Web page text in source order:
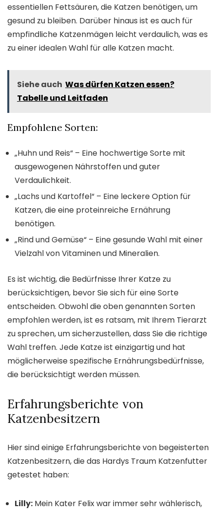
essentiellen Fettsäuren, die Katzen benötigen, um
gesund zu bleiben. Darüber hinaus ist es auch für
empfindliche Katzenmägen leicht verdaulich, was es
zu einer idealen Wahl für alle Katzen macht.
Siehe auch Was dürfen Katzen essen?
Tabelle und Leitfaden
Empfohlene Sorten:
„Huhn und Reis“ – Eine hochwertige Sorte mit
ausgewogenen Nährstoffen und guter
Verdaulichkeit.
„Lachs und Kartoffel“ – Eine leckere Option für
Katzen, die eine proteinreiche Ernährung
benötigen.
„Rind und Gemüse“ – Eine gesunde Wahl mit einer
Vielzahl von Vitaminen und Mineralien.
Es ist wichtig, die Bedürfnisse Ihrer Katze zu
berücksichtigen, bevor Sie sich für eine Sorte
entscheiden. Obwohl die oben genannten Sorten
empfohlen werden, ist es ratsam, mit Ihrem Tierarzt
zu sprechen, um sicherzustellen, dass Sie die richtige
Wahl treffen. Jede Katze ist einzigartig und hat
möglicherweise spezifische Ernährungsbedürfnisse,
die berücksichtigt werden müssen.
Erfahrungsberichte von
Katzenbesitzern
Hier sind einige Erfahrungsberichte von begeisterten
Katzenbesitzern, die das Hardys Traum Katzenfutter
getestet haben:
Lilly: Mein Kater Felix war immer sehr wählerisch,